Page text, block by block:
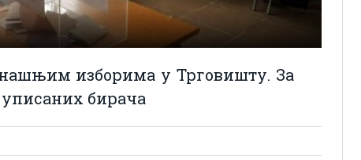
изборима у Трговишту. За
уписаних бирача